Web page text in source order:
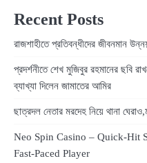
Recent Posts
রাজশাহীতে প্রতিবন্ধীদের জীবনমান
প্রদর্শনীতে শেখ মুজিবুর রহমানের ছবি
ব্যাখ্যা দিলেন জামাতের আমির
ছাত্রদল নেতার মরদেহ নিয়ে থানা
Neo Spin Casino – Quick‑Hit
Fast‑Paced Player